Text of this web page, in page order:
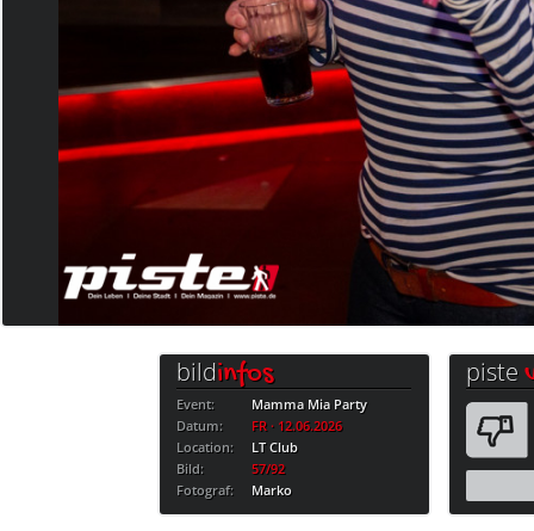
bildinfos
Event:
Mamma Mia Party
Datum:
FR · 12.06.2026
Location:
LT Club
Bild:
57/92
Fotograf:
Marko
piste